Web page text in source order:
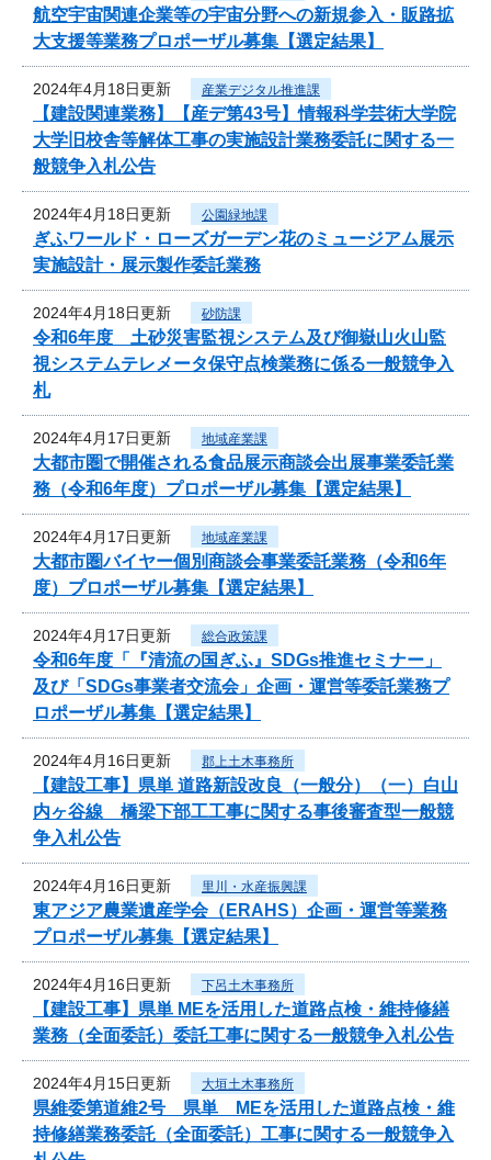
航空宇宙関連企業等の宇宙分野への新規参入・販路拡
大支援等業務プロポーザル募集【選定結果】
2024年4月18日更新 産業デジタル推進課
【建設関連業務】【産デ第43号】情報科学芸術大学院
大学旧校舎等解体工事の実施設計業務委託に関する一
般競争入札公告
2024年4月18日更新 公園緑地課
ぎふワールド・ローズガーデン花のミュージアム展示
実施設計・展示製作委託業務
2024年4月18日更新 砂防課
令和6年度 土砂災害監視システム及び御嶽山火山監
視システムテレメータ保守点検業務に係る一般競争入
札
2024年4月17日更新 地域産業課
大都市圏で開催される食品展示商談会出展事業委託業
務（令和6年度）プロポーザル募集【選定結果】
2024年4月17日更新 地域産業課
大都市圏バイヤー個別商談会事業委託業務（令和6年
度）プロポーザル募集【選定結果】
2024年4月17日更新 総合政策課
令和6年度「『清流の国ぎふ』SDGs推進セミナー」
及び「SDGs事業者交流会」企画・運営等委託業務プ
ロポーザル募集【選定結果】
2024年4月16日更新 郡上土木事務所
【建設工事】県単 道路新設改良（一般分）（一）白山
内ヶ谷線 橋梁下部工工事に関する事後審査型一般競
争入札公告
2024年4月16日更新 里川・水産振興課
東アジア農業遺産学会（ERAHS）企画・運営等業務
プロポーザル募集【選定結果】
2024年4月16日更新 下呂土木事務所
【建設工事】県単 MEを活用した道路点検・維持修繕
業務（全面委託）委託工事に関する一般競争入札公告
2024年4月15日更新 大垣土木事務所
県維委第道維2号 県単 MEを活用した道路点検・維
持修繕業務委託（全面委託）工事に関する一般競争入